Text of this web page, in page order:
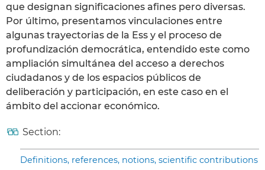
que designan significaciones afines pero diversas.
Por último, presentamos vinculaciones entre
algunas trayectorias de la Ess y el proceso de
profundización democrática, entendido este como
ampliación simultánea del acceso a derechos
ciudadanos y de los espacios públicos de
deliberación y participación, en este caso en el
ámbito del accionar económico.
Section:
Definitions, references, notions, scientific contributions